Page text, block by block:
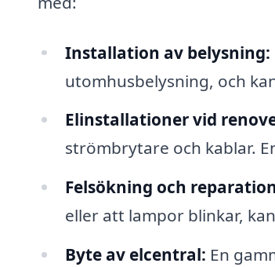
Installation av belysning:
utomhusbelysning, och
Elinstallationer vid
strömbrytare och kablar.
Felsökning och
eller att lampor blinkar,
Byte av elcentral: En